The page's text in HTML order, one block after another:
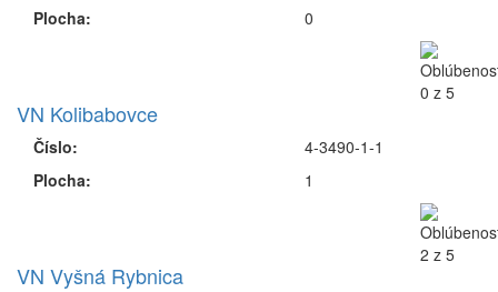
Plocha:
0
VN Kolibabovce
Číslo:
Plocha:
4-3490-1-1
1
VN Vyšná Rybnica